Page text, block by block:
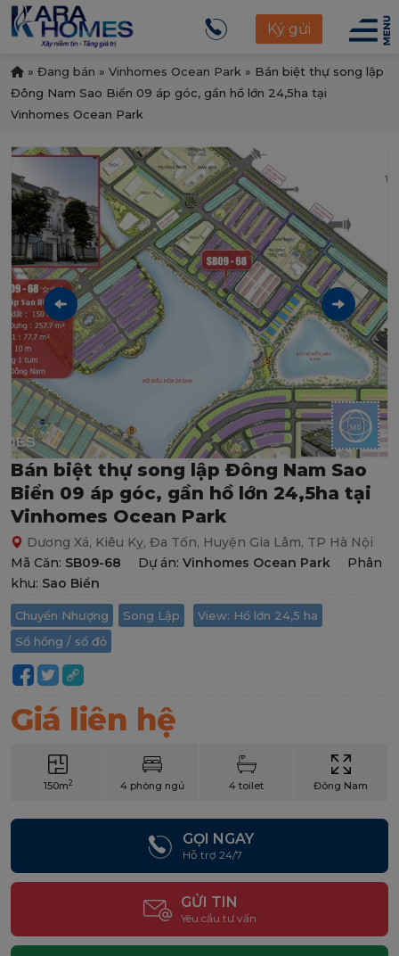
Ký gửi
» Đang bán » Vinhomes Ocean Park » Bán biệt thự song lập
Đông Nam Sao Biển 09 áp góc, gần hồ lớn 24,5ha tại
Vinhomes Ocean Park
Bán biệt thự song lập Đông Nam Sao
Biển 09 áp góc, gần hồ lớn 24,5ha tại
Vinhomes Ocean Park
Dương Xá, Kiêu Kỵ, Đa Tốn, Huyện Gia Lâm, TP Hà Nội
Mã Căn: SB09-68 Dự án: Vinhomes Ocean Park
Phân
khu: Sao Biển
Chuyển Nhượng Song Lập
View: Hồ lớn 24,5 ha
Sổ hồng / sổ đỏ
Giá liên hệ
150m2 4 phòng ngủ 4 toilet Đông Nam
GỌI NGAY
Hỗ trợ 24/7
GỬI TIN
Yêu cầu tư vấn